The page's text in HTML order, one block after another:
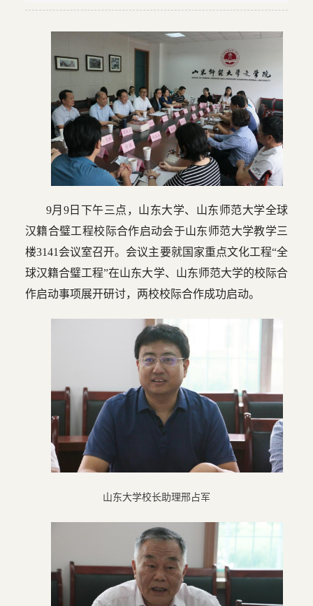
9月9日下午三点，山东大学、山东师范大学全球
汉籍合璧工程校际合作启动会于山东师范大学教学三
楼3141会议室召开。会议主要就国家重点文化工程“全
球汉籍合璧工程”在山东大学、山东师范大学的校际合
作启动事项展开研讨，两校校际合作成功启动。
山东大学校长助理邢占军